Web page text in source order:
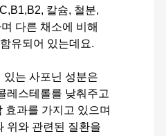
칼슘, 철분,
다른 채소에 비해
유되어 있는데요.
있는 사포닌 성분은
레스테롤를 낮춰주고
효과를 가지고 있으며
위와 관련된 질환을